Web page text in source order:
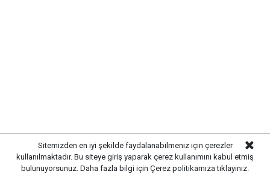
Sitemizden en iyi şekilde faydalanabilmeniz için çerezler
kullanılmaktadır. Bu siteye giriş yaparak çerez kullanımını kabul etmiş
bulunuyorsunuz. Daha fazla bilgi için Çerez politikamıza tıklayınız.